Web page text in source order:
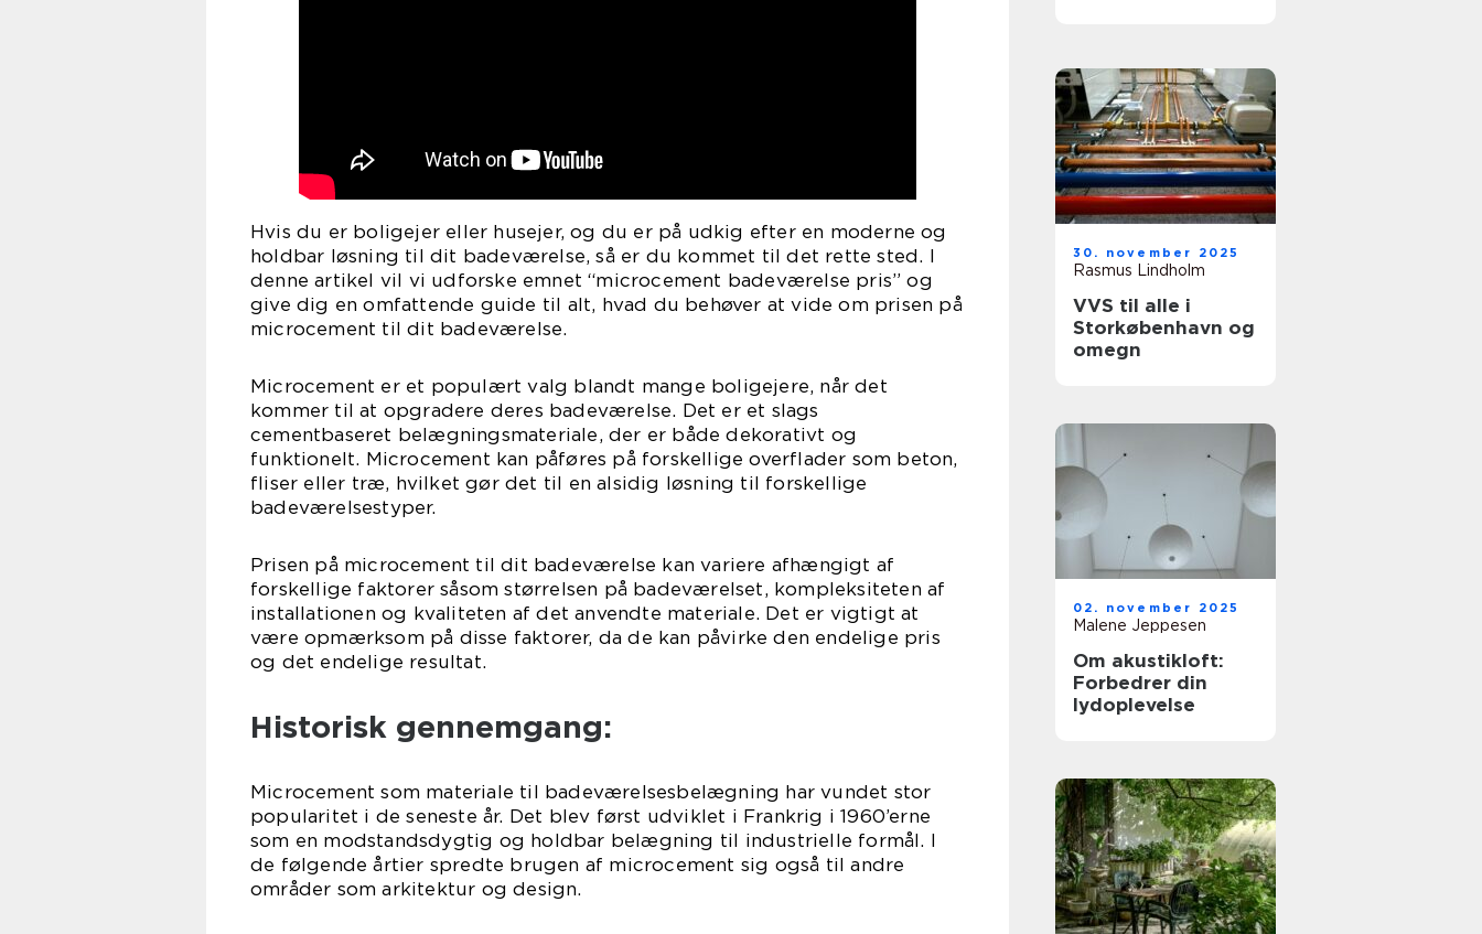
Hvis du er boligejer eller husejer, og du er på udkig efter en moderne og
holdbar løsning til dit badeværelse, så er du kommet til det rette sted. I
denne artikel vil vi udforske emnet “microcement badeværelse pris” og
give dig en omfattende guide til alt, hvad du behøver at vide om prisen på
microcement til dit badeværelse.
Microcement er et populært valg blandt mange boligejere, når det
kommer til at opgradere deres badeværelse. Det er et slags
cementbaseret belægningsmateriale, der er både dekorativt og
funktionelt. Microcement kan påføres på forskellige overflader som beton,
fliser eller træ, hvilket gør det til en alsidig løsning til forskellige
badeværelsestyper.
Prisen på microcement til dit badeværelse kan variere afhængigt af
forskellige faktorer såsom størrelsen på badeværelset, kompleksiteten af
installationen og kvaliteten af det anvendte materiale. Det er vigtigt at
være opmærksom på disse faktorer, da de kan påvirke den endelige pris
og det endelige resultat.
Historisk gennemgang:
Microcement som materiale til badeværelsesbelægning har vundet stor
popularitet i de seneste år. Det blev først udviklet i Frankrig i 1960’erne
som en modstandsdygtig og holdbar belægning til industrielle formål. I
de følgende årtier spredte brugen af microcement sig også til andre
områder som arkitektur og design.
30. november 2025
Rasmus Lindholm
VVS til alle i
Storkøbenhavn og
omegn
02. november 2025
Malene Jeppesen
Om akustikloft:
Forbedrer din
lydoplevelse